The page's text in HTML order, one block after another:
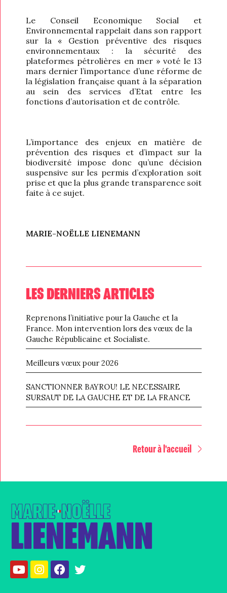
Le Conseil Economique Social et
Environnemental rappelait dans son rapport
sur la « Gestion préventive des risques
environnementaux : la sécurité des
plateformes pétrolières en mer » voté le 13
mars dernier l’importance d’une réforme de
la législation française quant à la séparation
au sein des services d’Etat entre les
fonctions d’autorisation et de contrôle.
L’importance des enjeux en matière de
prévention des risques et d’impact sur la
biodiversité impose donc qu’une décision
suspensive sur les permis d’exploration soit
prise et que la plus grande transparence soit
faite à ce sujet.
MARIE-NOËLLE LIENEMANN
LES DERNIERS ARTICLES
Reprenons l’initiative pour la Gauche et la
France. Mon intervention lors des vœux de la
Gauche Républicaine et Socialiste.
Meilleurs vœux pour 2026
SANCTIONNER BAYROU! LE NECESSAIRE
SURSAUT DE LA GAUCHE ET DE LA FRANCE
Retour à l'accueil